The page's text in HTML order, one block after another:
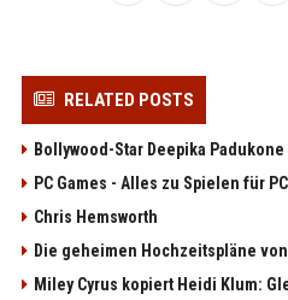
RELATED POSTS
Bollywood-Star Deepika
PC Games - Alles zu Spielen für
Chris Hemsworth
Die geheimen Hochzeitspläne
Miley Cyrus kopiert Heidi Klum: